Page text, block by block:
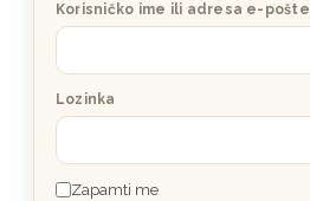
Korisničko ime ili adresa e-pošte
Lozinka
Zapamti me